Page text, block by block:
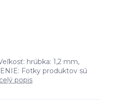
hrúbka: 1,2 mm,
Fotky produktov sú
celý popis